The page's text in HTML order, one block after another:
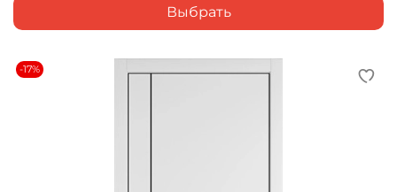
Выбрать
-17%